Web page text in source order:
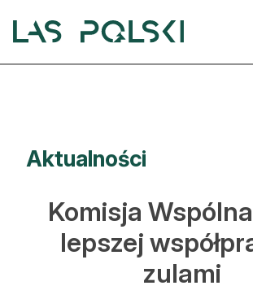
Artykuły
Hodowla lasu
Ochrona lasu
Nowe technologie
Aktualności
Komisja
lepszej
zulami